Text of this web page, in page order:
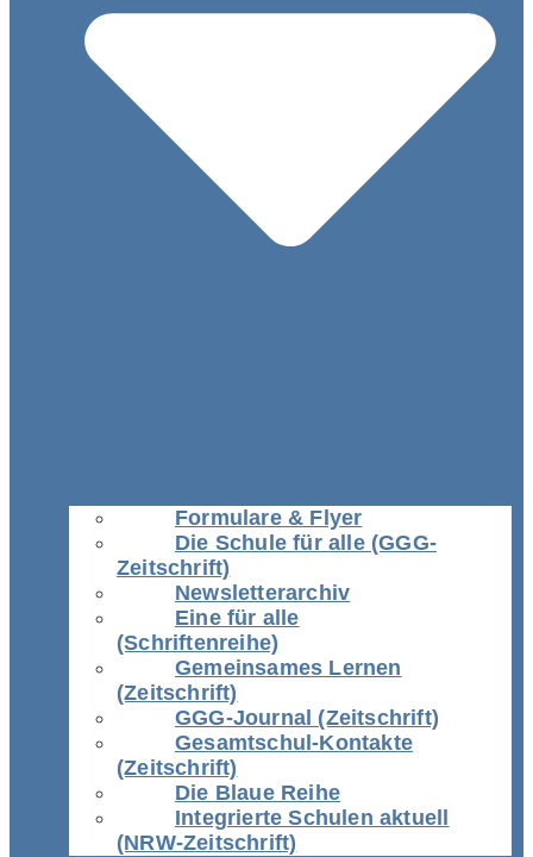
Formulare & Flyer
Die Schule für alle (GGG-
Zeitschrift)
Newsletterarchiv
Eine für alle
(Schriftenreihe)
Gemeinsames Lernen
(Zeitschrift)
GGG-Journal (Zeitschrift)
Gesamtschul-Kontakte
(Zeitschrift)
Die Blaue Reihe
Integrierte Schulen aktuell
(NRW-Zeitschrift)